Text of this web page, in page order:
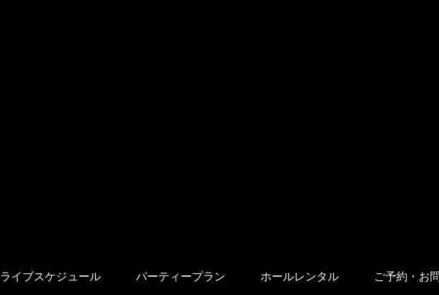
ライブスケジュール パーティープラン ホールレンタル ご予約・お